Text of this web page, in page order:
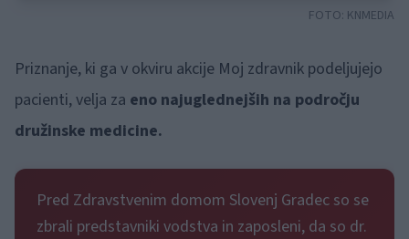
FOTO: KNMEDIA
Priznanje, ki ga v okviru akcije Moj zdravnik podeljujejo
pacienti, velja za eno najuglednejših na področju
družinske medicine.
Pred Zdravstvenim domom Slovenj Gradec so se
zbrali predstavniki vodstva in zaposleni, da so dr.